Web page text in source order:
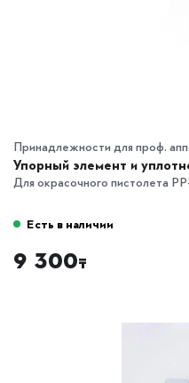
Принадлежности для проф.
Упорный элемент и
Для окрасочного пистолета
Есть в наличии
9 300₸